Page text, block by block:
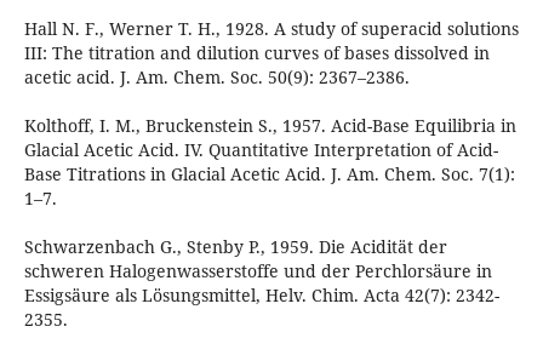
Hall N. F., Werner T. H., 1928. A study of superacid solutions
III: The titration and dilution curves of bases dissolved in
acetic acid. J. Am. Chem. Soc. 50(9): 2367–2386.
Kolthoff, I. M., Bruckenstein S., 1957. Acid-Base Equilibria in
Glacial Acetic Acid. IV. Quantitative Interpretation of Acid-
Base Titrations in Glacial Acetic Acid. J. Am. Chem. Soc. 7(1):
1–7.
Schwarzenbach G., Stenby P., 1959. Die Acidität der
schweren Halogenwasserstoffe und der Perchlorsäure in
Essigsäure als Lösungsmittel, Helv. Chim. Acta 42(7): 2342-
2355.